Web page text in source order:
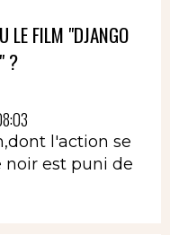
LE FILM "DJANGO
?
l'action se
noir est puni de